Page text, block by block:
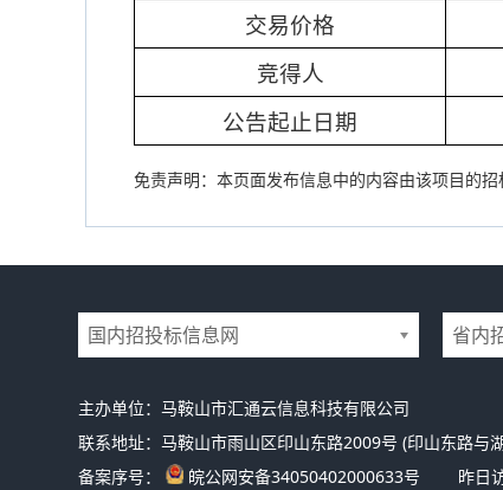
交易价格
竞得人
公告起止日期
免责声明：本页面发布信息中的内容由该项目的
国内招投标信息网 省内
主办单位：马鞍山市汇通云信息科技有限公司
联系地址：马鞍山市雨山区印山东路2009号 (印山东路与
备案序号：
皖公网安备34050402000633号 昨日